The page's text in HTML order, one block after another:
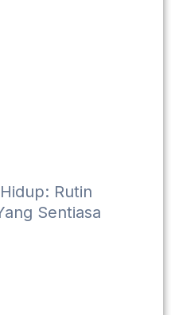
Rutin
Sentiasa